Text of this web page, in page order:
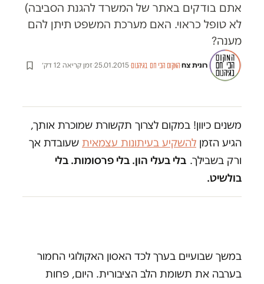
אתם בודקים באתר של המשרד להגנת הסביבה)
לא טופל כראוי. האם מערכת המשפט תיתן להם
מענה?
רונית צח·המקום הכי חם בגיהנום·
25.01.2015
·זמן קריאה 12 דק׳
משנים כיוון! במקום לצרוך תקשורת שמוכרת אותך,
הגיע הזמן להשקיע בעיתונות עצמאית שעובדת אך
ורק בשבילך. בלי בעלי הון. בלי פרסומות. בלי
בולשיט.
במשך שבועיים בערך לכד האסון האקולוגי החמור
בערבה את תשומת הלב הציבורית. היום, פחות